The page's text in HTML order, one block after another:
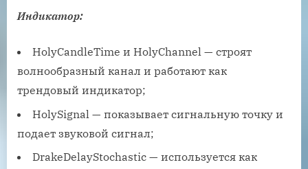
Индикатор:
HolyCandleTime и HolyChannel — строят
волнообразный канал и работают как
трендовый индикатор;
HolySignal — показывает сигнальную точку и
подает звуковой сигнал;
DrakeDelayStochastic — используется как